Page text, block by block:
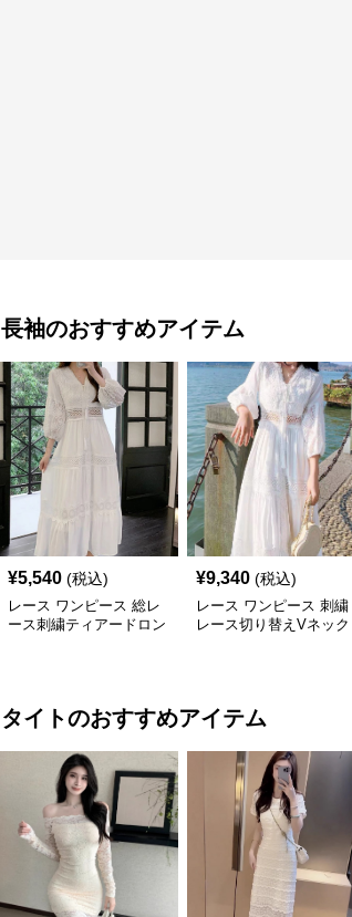
長袖のおすすめアイテム
¥5,540 (税込)
レース ワンピース 総レ
ース刺繍ティアードロン
¥9,340 (税込)
レース ワンピース 刺繍
レース切り替えVネック
タイトのおすすめアイテム